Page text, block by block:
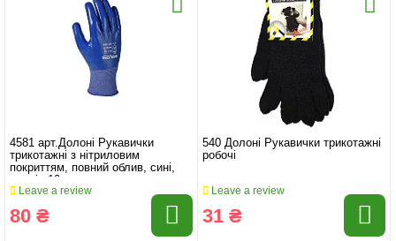
4581 арт.Долоні Рукавички
трикотажні з нітриловим
покриттям, повний облив, сині,
розмір 10
Leave a review
80 ₴
540 Долоні Рукавички трикотажні
робочі
Leave a review
31 ₴